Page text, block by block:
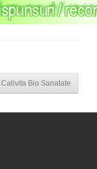
Calivita Bio Sanatate